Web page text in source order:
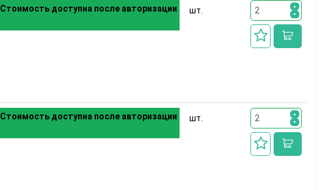
Стоимость доступна после авторизации шт.
Стоимость доступна после авторизации шт.